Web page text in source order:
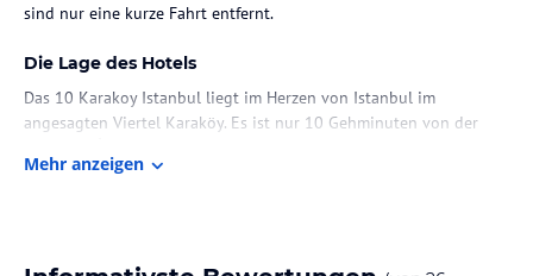
sind nur eine kurze Fahrt entfernt.
Die Lage des Hotels
Das 10 Karakoy Istanbul liegt im Herzen von Istanbul im
angesagten Viertel Karaköy. Es ist nur 10 Gehminuten von der
Umgebung finden Sie zahlreiche Einkaufszentren und öffentliche
Mehr anzeigen